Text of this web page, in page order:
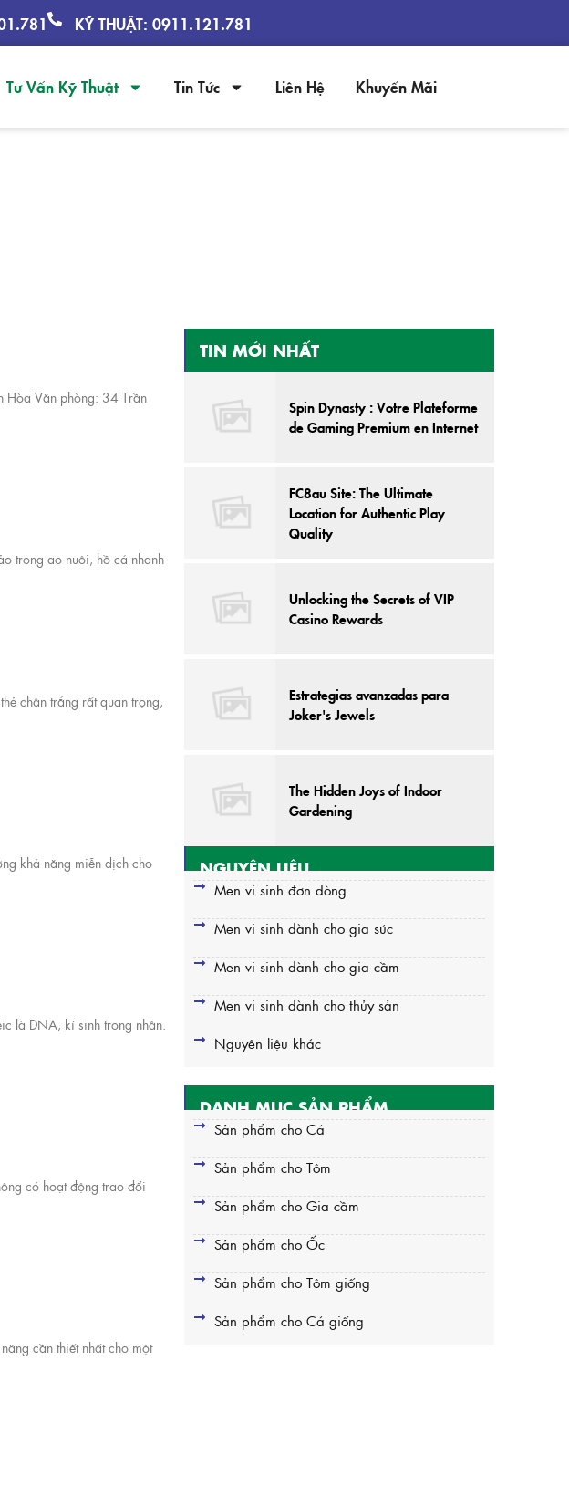
KỸ THUẬT: 0911.121.781
Tư Vấn Kỹ Thuật Tin Tức Liên Hệ Khuyến Mãi
Hòa Văn phòng: 34 Trần
trong ao nuôi, hồ cá nhanh
chân trắng rất quan trọng,
khả năng miễn dịch cho
là DNA, kí sinh trong nhân.
có hoạt động trao đổi
cần thiết nhất cho một
TIN MỚI NHẤT
Spin Dynasty : Votre Plateforme
de Gaming Premium en Internet
FC8au Site: The Ultimate
Location for Authentic Play
Quality
Unlocking the Secrets of VIP
Casino Rewards
Estrategias avanzadas para
Joker's Jewels
The Hidden Joys of Indoor
Gardening
NGUYÊN LIỆU
Men vi sinh đơn dòng
Men vi sinh dành cho gia súc
Men vi sinh dành cho gia cầm
Men vi sinh dành cho thủy sản
Nguyên liệu khác
DANH MỤC SẢN PHẨM
Sản phẩm cho Cá
Sản phẩm cho Tôm
Sản phẩm cho Gia cầm
Sản phẩm cho Ốc
Sản phẩm cho Tôm giống
Sản phẩm cho Cá giống